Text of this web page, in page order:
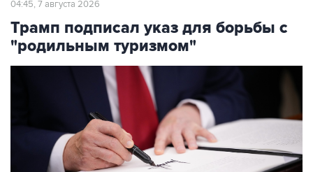
"родильным туризмом"